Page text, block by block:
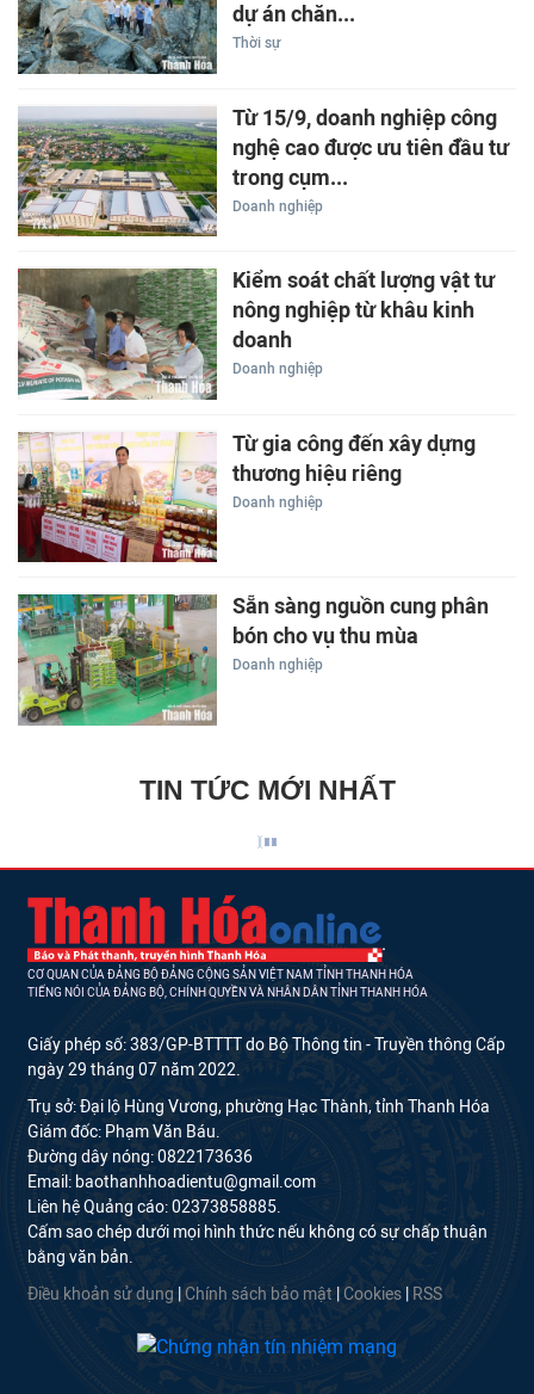
dự án chăn...
Thời sự
Từ 15/9, doanh nghiệp công
nghệ cao được ưu tiên đầu tư
trong cụm...
Doanh nghiệp
Kiểm soát chất lượng vật tư
nông nghiệp từ khâu kinh
doanh
Doanh nghiệp
Từ gia công đến xây dựng
thương hiệu riêng
Doanh nghiệp
Sẵn sàng nguồn cung phân
bón cho vụ thu mùa
Doanh nghiệp
TIN TỨC MỚI NHẤT
CƠ QUAN CỦA ĐẢNG BỘ ĐẢNG CỘNG SẢN VIỆT NAM TỈNH THANH HÓA
TIẾNG NÓI CỦA ĐẢNG BỘ, CHÍNH QUYỀN VÀ NHÂN DÂN TỈNH THANH HÓA
Giấy phép số: 383/GP-BTTTT do Bộ Thông tin - Truyền thông Cấp
ngày 29 tháng 07 năm 2022.
Trụ sở: Đại lộ Hùng Vương, phường Hạc Thành, tỉnh Thanh Hóa
Giám đốc: Phạm Văn Báu.
Đường dây nóng: 0822173636
Email: baothanhhoadientu@gmail.com
Liên hệ Quảng cáo: 02373858885.
Cấm sao chép dưới mọi hình thức nếu không có sự chấp thuận
bằng văn bản.
Điều khoản sử dụng Chính sách bảo mật Cookies RSS